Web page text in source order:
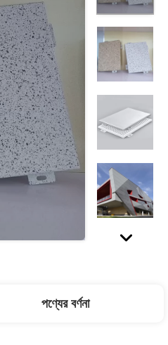
পণ্যের বর্ণনা